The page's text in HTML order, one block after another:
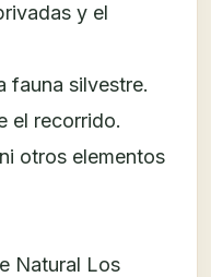
y el
fauna silvestre.
el recorrido.
otros elementos
Natural Los